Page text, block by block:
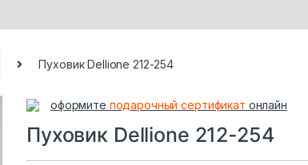
Пуховик Dellione 212-254
оформите подарочный сертификат онлайн
Пуховик Dellione 212-254